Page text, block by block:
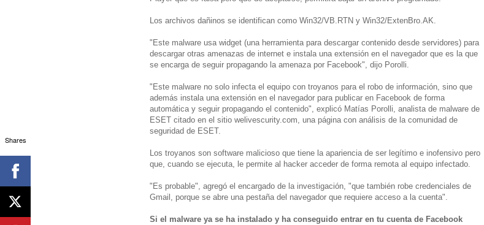
Los archivos dañinos se identifican como Win32/VB.RTN y Win32/ExtenBro.AK.
"Este malware usa widget (una herramienta para descargar contenido desde servidores) para
descargar otras amenazas de internet e instala una extensión en el navegador que es la que
se encarga de seguir propagando la amenaza por Facebook", dijo Porolli.
"Este malware no solo infecta el equipo con troyanos para el robo de información, sino que
además instala una extensión en el navegador para publicar en Facebook de forma
automática y seguir propagando el contenido", explicó Matías Porolli, analista de malware de
ESET citado en el sitio welivescurity.com, una página con análisis de la comunidad de
seguridad de ESET.
Los troyanos son software malicioso que tiene la apariencia de ser legítimo e inofensivo pero
que, cuando se ejecuta, le permite al hacker acceder de forma remota al equipo infectado.
"Es probable", agregó el encargado de la investigación, "que también robe credenciales de
Gmail, porque se abre una pestaña del navegador que requiere acceso a la cuenta".
Si el malware ya se ha instalado y ha conseguido entrar en tu cuenta de Facebook
Shares